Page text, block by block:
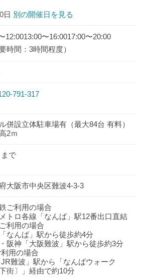
日 別の開催日を見る
12:0013:00〜16:0017:00〜20:00
要時間：3時間程度）
791-317
併設立体駐車場有（最大84台 有料）
2ｍ
で
大阪市中央区難波4-3-3
ご利用の場合
トロ各線「なんば」駅12番出口直結
利用の場合
なんば」駅から徒歩約4分
阪神「大阪難波」駅から徒歩約3分
用の場合
難波」駅から「なんばウォーク
下街〕」経由で約10分